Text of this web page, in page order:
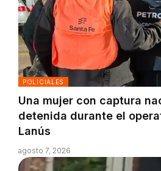
POLICIALES
Una mujer con captura
detenida durante el
Lanús
agosto 7, 2026